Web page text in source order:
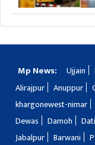
Mp News: Ujjain
Alirajpur
Anuppur
khargonewest-nimar
Dewas
Damoh
Jabalpur
Barwani